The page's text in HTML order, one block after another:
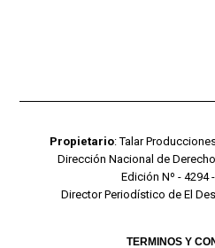
Propietario: Talar
Dirección Nacional de
Edición Nº - 4294
Director Periodístico de El
TERMINOS Y